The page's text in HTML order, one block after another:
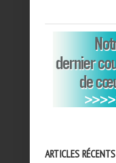
ARTICLES RÉCENTS